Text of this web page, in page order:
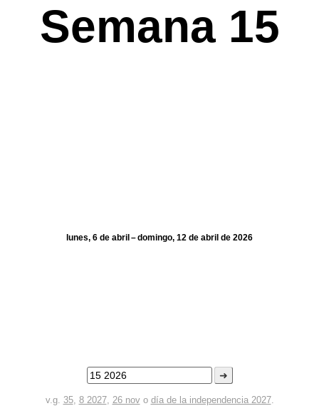
Semana 15
lunes, 6 de abril – domingo, 12 de abril de 2026
➜
v.g. 35, 8 2027, 26 novo día de la independencia 2027.